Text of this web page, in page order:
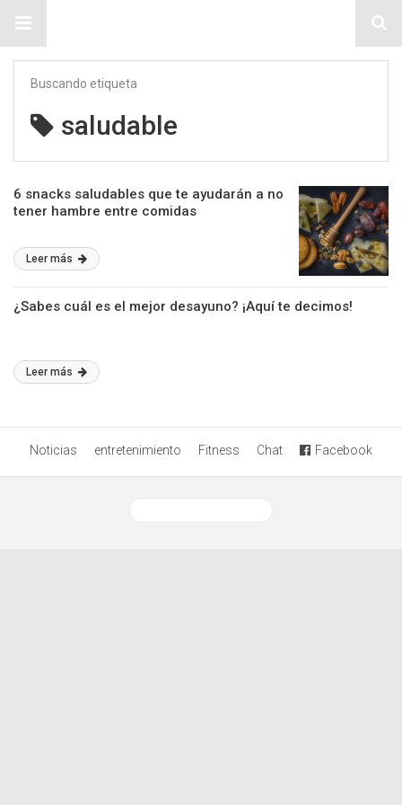
Buscando etiqueta
saludable
6 snacks saludables que te ayudarán a no
tener hambre entre comidas
Leer más
¿Sabes cuál es el mejor desayuno? ¡Aquí te decimos!
Leer más
Noticias entretenimiento Fitness Chat Facebook